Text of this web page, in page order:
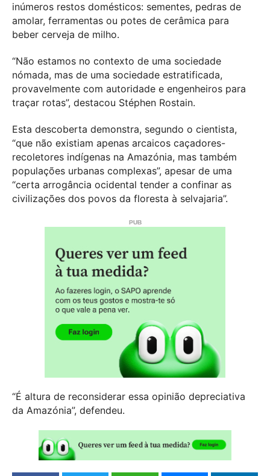
inúmeros restos domésticos: sementes, pedras de
amolar, ferramentas ou potes de cerâmica para
beber cerveja de milho.
“Não estamos no contexto de uma sociedade
nómada, mas de uma sociedade estratificada,
provavelmente com autoridade e engenheiros para
traçar rotas”, destacou Stéphen Rostain.
Esta descoberta demonstra, segundo o cientista,
“que não existiam apenas arcaicos caçadores-
recoletores indígenas na Amazónia, mas também
populações urbanas complexas”, apesar de uma
“certa arrogância ocidental tender a confinar as
civilizações dos povos da floresta à selvajaria”.
“É altura de reconsiderar essa opinião depreciativa
da Amazónia”, defendeu.